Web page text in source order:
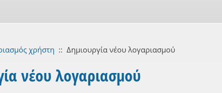
χρήστη :: Δημιουργία νέου λογαριασμού
νέου λογαριασμού